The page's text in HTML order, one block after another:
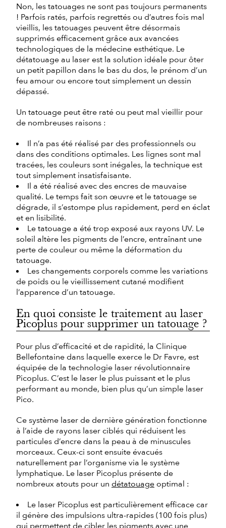
Non, les tatouages ne sont pas toujours permanents
! Parfois ratés, parfois regrettés ou d’autres fois mal
vieillis, les tatouages peuvent être désormais
supprimés efficacement grâce aux avancées
technologiques de la médecine esthétique. Le
détatouage au laser est la solution idéale pour ôter
un petit papillon dans le bas du dos, le prénom d’un
feu amour ou encore tout simplement un dessin
dépassé.
Un tatouage peut être raté ou peut mal vieillir pour
de nombreuses raisons :
Il n’a pas été réalisé par des professionnels ou
dans des conditions optimales. Les lignes sont mal
tracées, les couleurs sont inégales, la technique est
tout simplement insatisfaisante.
Il a été réalisé avec des encres de mauvaise
qualité. Le temps fait son œuvre et le tatouage se
dégrade, il s’estompe plus rapidement, perd en éclat
et en lisibilité.
Le tatouage a été trop exposé aux rayons UV. Le
soleil altère les pigments de l’encre, entraînant une
perte de couleur ou même la déformation du
tatouage.
Les changements corporels comme les variations
de poids ou le vieillissement cutané modifient
l’apparence d’un tatouage.
En quoi consiste le traitement au laser
Picoplus pour supprimer un tatouage ?
Pour plus d’efficacité et de rapidité, la Clinique
Bellefontaine dans laquelle exerce le Dr Favre, est
équipée de la technologie laser révolutionnaire
Picoplus. C’est le laser le plus puissant et le plus
performant au monde, bien plus qu’un simple laser
Pico.
Ce système laser de dernière génération fonctionne
à l’aide de rayons laser ciblés qui réduisent les
particules d’encre dans la peau à de minuscules
morceaux. Ceux-ci sont ensuite évacués
naturellement par l’organisme via le système
lymphatique. Le laser Picoplus présente de
nombreux atouts pour un détatouage optimal :
Le laser Picoplus est particulièrement efficace car
il génère des impulsions ultra-rapides (100 fois plus)